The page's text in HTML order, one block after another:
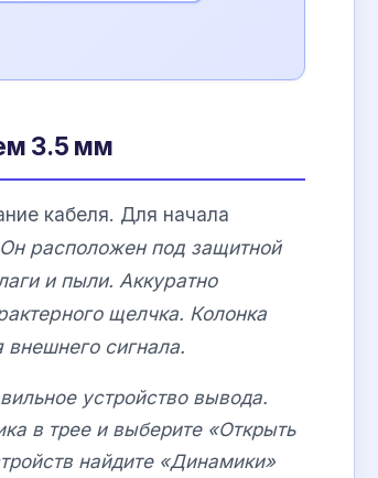
3.5 мм
кабеля. Для начала
расположен под защитной
и пыли. Аккуратно
щелчка. Колонка
сигнала.
устройство вывода.
в трее и выберите «Открыть
найдите «Динамики»